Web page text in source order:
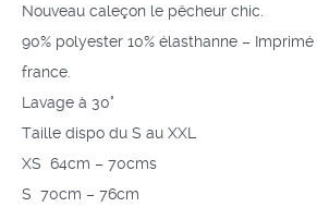
Nouveau caleçon le pêcheur chic.
90% polyester 10% élasthanne –
france.
Lavage à 30°
Taille dispo du S au XXL
XS 64cm – 70cms
S 70cm – 76cm